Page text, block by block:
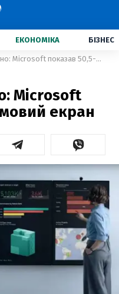
ЕКОНОМІКА БІЗНЕС
Виглядає ефектно: Microsoft показав 50,5-дюймовий екран
Microsoft
екран